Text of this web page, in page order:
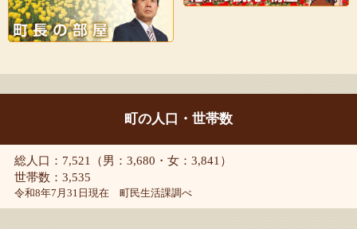
町の人口・世帯数
総人口：7,521（男：3,680・女：3,841）
世帯数：3,535
令和8年7月31日現在 町民生活課調べ